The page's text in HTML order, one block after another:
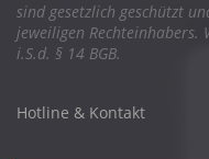
sind gesetzlich geschützt
jeweiligen Rechteinhabers.
i.S.d. § 14 BGB.
Hotline & Kontakt